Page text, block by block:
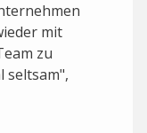
mit
zu
seltsam",